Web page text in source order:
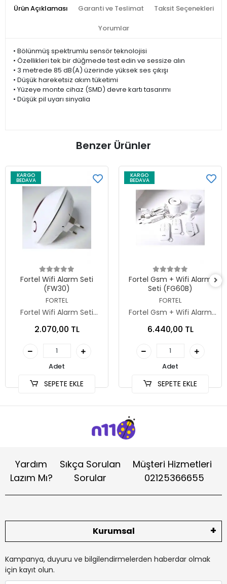
Ürün Açıklaması Garanti ve Teslimat Taksit Seçenekleri
Yorumlar
• Bölünmüş spektrumlu sensör teknolojisi
• Özellikleri tek bir düğmede test edin ve sessize alın
• 3 metrede 85 dB(A) üzerinde yüksek ses çıkışı
• Düşük hareketsiz akım tüketimi
• Yüzeye monte cihaz (SMD) devre kartı tasarımı
• Düşük pil uyarı sinyalia
Benzer Ürünler
KARGO
BEDAVA
Sepete Ekle
Fortel Wifi Alarm Seti
(FW30)
FORTEL
Fortel Wifi Alarm Seti
2.070,00 TL
Adet
SEPETE EKLE
KARGO
BEDAVA
Sepete Ekle
Fortel Gsm + Wifi Alarm
Seti (FG60B)
FORTEL
Fortel Gsm + Wifi Alarm
6.440,00 TL
Adet
SEPETE EKLE
Yardım
Lazım Mı?
Sıkça Sorulan
Sorular
Müşteri Hizmetleri
02125366655
Kurumsal
Kampanya, duyuru ve bilgilendirmelerden haberdar olmak
için kayıt olun.